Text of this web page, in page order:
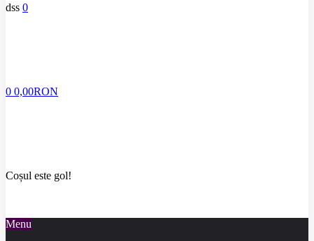
dss 0
0 0,00RON
Coșul este gol!
Menu